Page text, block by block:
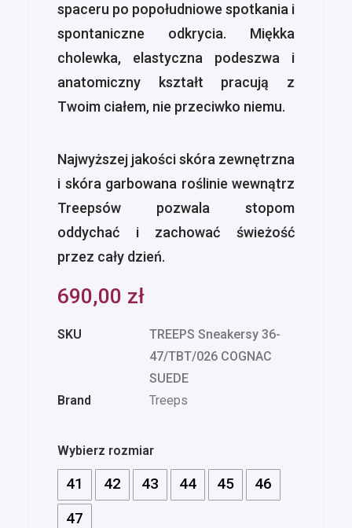
spaceru po popołudniowe spotkania i
spontaniczne odkrycia. Miękka
cholewka, elastyczna podeszwa i
anatomiczny kształt pracują z
Twoim ciałem, nie przeciwko niemu.
Najwyższej jakości skóra zewnętrzna
i skóra garbowana roślinie wewnątrz
Treepsów pozwala stopom
oddychać i zachować świeżość
przez cały dzień.
690,00 zł
SKU
TREEPS Sneakersy 36-
47/TBT/026 COGNAC
SUEDE
Brand
Treeps
Wybierz rozmiar
41 42 43 44 45
46
47